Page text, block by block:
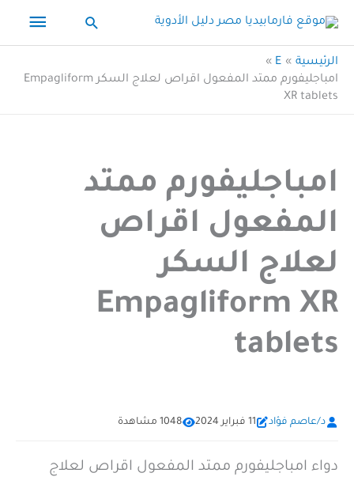
المحتوى
البحث
الرئيسية
E
امباجليفورم ممتد المفعول اقراص لعلاج السكر Empagliform
XR tablets
امباجليفورم ممتد
المفعول اقراص
لعلاج السكر
Empagliform XR
tablets
د/عاصم فؤاد 11 فبراير 2024 1048 مشاهدة
دواء امباجليفورم ممتد المفعول اقراص لعلاج